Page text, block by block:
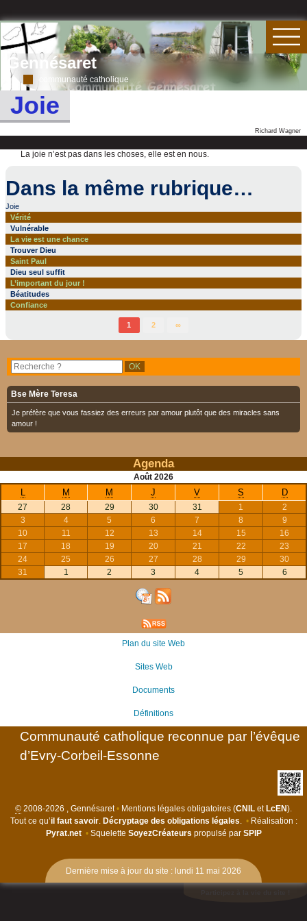
Gennésaret
communauté catholique
Joie
Richard Wagner
La joie n’est pas dans les choses, elle est en nous.
Dans la même rubrique…
Joie
Vérité
Vulnérable
La vie est une chance
Trouver Dieu
Saint Paul
Dieu seul suffit
L’important du jour !
Béatitudes
Confiance
1 2 ∞
Bse Mère Teresa
Je préfère que vous fassiez des erreurs par amour plutôt que des miracles sans
amour !
Agenda
Août 2026
L M M J V S D
27 28 29 30 31 1
2
3
4 5 6 7 8
9
10
11 12 13 14 15
16
17
18 19 20 21 22
23
24
25 26 27 28 29
30
31
1 2 3 4 5 6
Plan du site Web
Sites Web
Documents
Définitions
Communauté catholique reconnue par l’évêque
d’Evry-Corbeil-Essonne
© 2008-2026 , Gennésaret • Mentions légales obligatoires (CNIL et LcEN).
Tout ce qu’il faut savoir. Décryptage des obligations légales. • Réalisation :
Pyrat.net •Squelette SoyezCréateurs propulsé par SPIP
Dernière mise à jour du site : lundi 11 mai 2026